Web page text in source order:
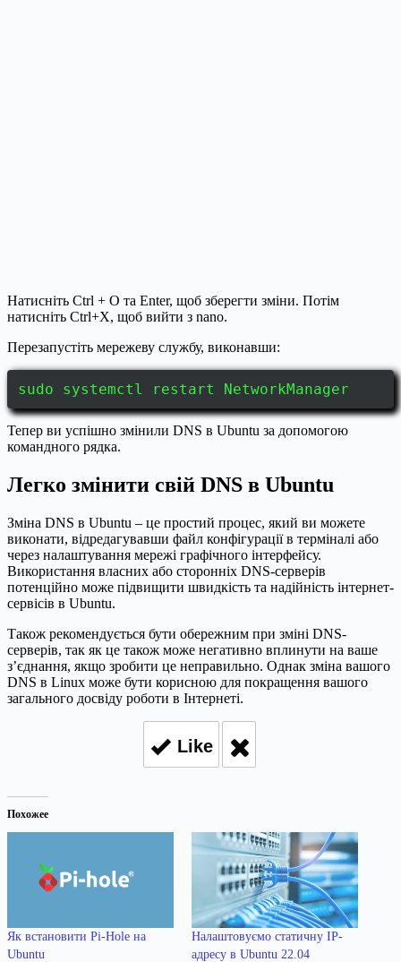
Натисніть Ctrl + O та Enter, щоб зберегти зміни. Потім
натисніть Ctrl+X, щоб вийти з nano.
Перезапустіть мережеву службу, виконавши:
sudo systemctl restart NetworkManager
Тепер ви успішно змінили DNS в Ubuntu за допомогою
командного рядка.
Легко змінити свій DNS в Ubuntu
Зміна DNS в Ubuntu – це простий процес, який ви можете
виконати, відредагувавши файл конфігурації в терміналі або
через налаштування мережі графічного інтерфейсу.
Використання власних або сторонніх DNS-серверів
потенційно може підвищити швидкість та надійність інтернет-
сервісів в Ubuntu.
Також рекомендується бути обережним при зміні DNS-
серверів, так як це також може негативно вплинути на ваше
з’єднання, якщо зробити це неправильно. Однак зміна вашого
DNS в Linux може бути корисною для покращення вашого
загального досвіду роботи в Інтернеті.
Like
Похожее
Як встановити Pi-Hole на
Ubuntu
Налаштовуємо статичну IP-
адресу в Ubuntu 22.04